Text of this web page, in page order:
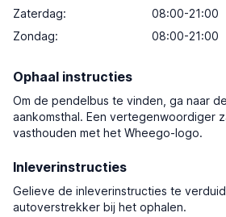
Zaterdag:
08:00-21:00
Zondag: 08:00-21:00
Ophaal instructies
Om de pendelbus te vinden, ga naar
aankomsthal. Een vertegenwoordiger
vasthouden met het Wheego-logo.
Inleverinstructies
Gelieve de inleverinstructies te
autoverstrekker bij het ophalen.